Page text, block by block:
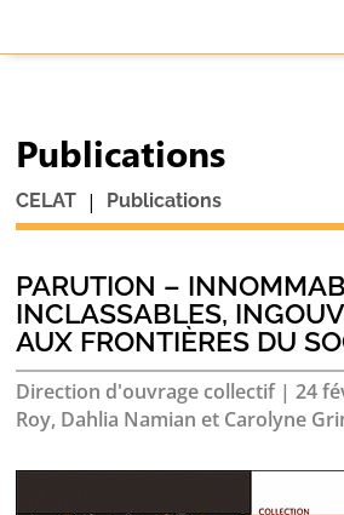
Publications
CELAT | Publications
PARUTION –
INCLASSABLES,
AUX FRONTIÈRES DU
Direction d'ouvrage collectif|24
Roy, Dahlia Namian et Carolyne